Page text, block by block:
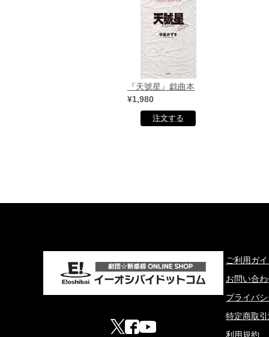
『天號星』戯曲本
¥1,980
ご利用ガ
お問い合
プライバ
特定商取
利用規約